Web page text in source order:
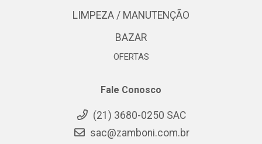
LIMPEZA / MANUTENÇÃO
BAZAR
OFERTAS
Fale Conosco
(21) 3680-0250 SAC
sac@zamboni.com.br